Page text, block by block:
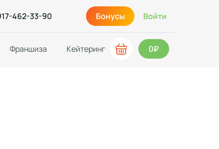
462-33-90 Бонусы Войти
Франшиза Кейтеринг 0₽